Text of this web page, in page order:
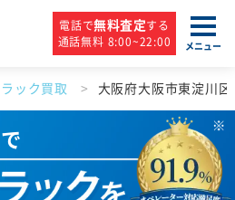
電話で無料査定する
通話無料 8:00~22:00
メニュー
ック買取 大阪府大阪市東淀川
で